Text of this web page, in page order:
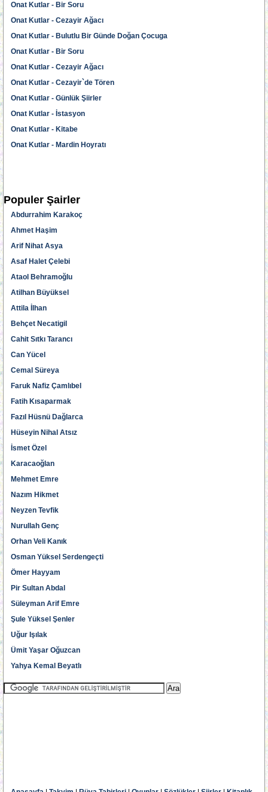
Onat Kutlar - Bir Soru
Onat Kutlar - Cezayir Ağacı
Onat Kutlar - Bulutlu Bir Günde Doğan Çocuga
Onat Kutlar - Bir Soru
Onat Kutlar - Cezayir Ağacı
Onat Kutlar - Cezayir`de Tören
Onat Kutlar - Günlük Şiirler
Onat Kutlar - İstasyon
Onat Kutlar - Kitabe
Onat Kutlar - Mardin Hoyratı
Populer Şairler
Abdurrahim Karakoç
Ahmet Haşim
Arif Nihat Asya
Asaf Halet Çelebi
Ataol Behramoğlu
Atilhan Büyüksel
Attila İlhan
Behçet Necatigil
Cahit Sıtkı Tarancı
Can Yücel
Cemal Süreya
Faruk Nafiz Çamlıbel
Fatih Kısaparmak
Fazıl Hüsnü Dağlarca
Hüseyin Nihal Atsız
İsmet Özel
Karacaoğlan
Mehmet Emre
Nazım Hikmet
Neyzen Tevfik
Nurullah Genç
Orhan Veli Kanık
Osman Yüksel Serdengeçti
Ömer Hayyam
Pir Sultan Abdal
Süleyman Arif Emre
Şule Yüksel Şenler
Uğur Işılak
Ümit Yaşar Oğuzcan
Yahya Kemal Beyatlı